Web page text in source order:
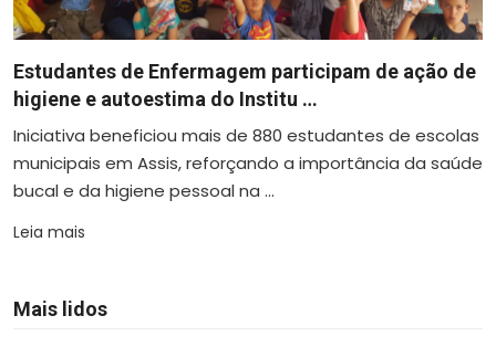
Estudantes de Enfermagem participam de ação de
higiene e autoestima do Institu …
Iniciativa beneficiou mais de 880 estudantes de escolas
municipais em Assis, reforçando a importância da saúde
bucal e da higiene pessoal na ...
Leia mais
Mais lidos